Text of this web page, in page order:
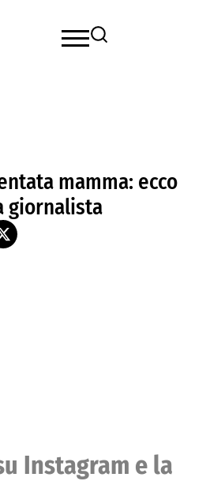
mamma: ecco
giornalista
Instagram e la